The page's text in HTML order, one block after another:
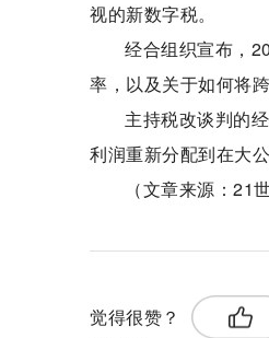
视的新数字税。
经合组织宣布，
率，以及关于如何将
主持税改谈判的
利润重新分配到在大
（文章来源：21
觉得很赞？